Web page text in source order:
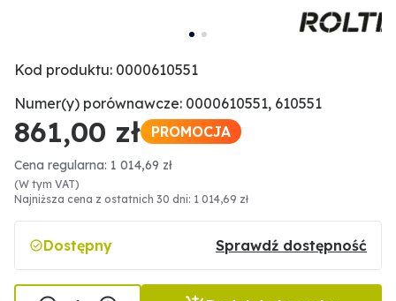
Kod produktu: 0000610551
Numer(y) porównawcze: 0000610551, 610551
861,00 zł PROMOCJA
Cena regularna: 1 014,69 zł
(W tym VAT)
Najniższa cena z ostatnich 30 dni: 1 014,69 zł
Dostępny Sprawdź dostępność